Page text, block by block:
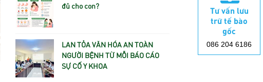
đủ cho con?
LAN TỎA VĂN HÓA AN TOÀN
NGƯỜI BỆNH TỪ MỖI BÁO CÁO
SỰ CỐ Y KHOA
Tư vấn lưu
trữ tế bào
gốc
086 204 6186